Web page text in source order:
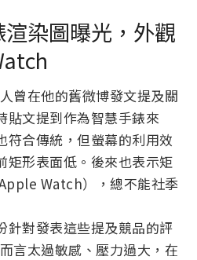
染圖曝光，外觀
曾在他的舊微博發文提及關
貼文提到作為智慧手錶來
符合傳統，但螢幕的利用效
矩形表面低。後來也表示矩
Watch），總不能社季
針對發表這些提及競品的評
言太過敏感、壓力過大，在